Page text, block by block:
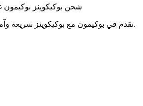
شحن بوكيكوينز بوكيمون
تقدم في بوكيمون مع بوكيكوينز سريعة وآمنة وبأسعار معقولة.